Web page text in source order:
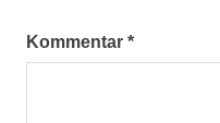
Kommentar *